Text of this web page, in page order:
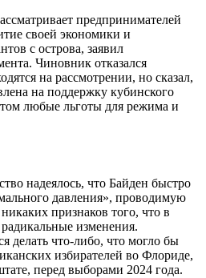
предпринимателей
своей экономики и
с острова, заявил
Чиновник отказался
на рассмотрении, но сказал,
на поддержку кубинского
любые льготы для режима и
надеялось, что Байден быстро
давления», проводимую
признаков того, что в
изменения.
что-либо, что могло бы
избирателей во Флориде,
перед выборами 2024 года.